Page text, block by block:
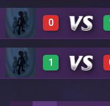
1 A5
0
0 A5
1